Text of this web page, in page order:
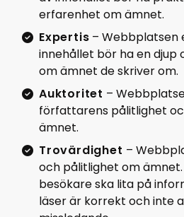
erfarenhet om ämnet.
Expertis –
innehållet bör ha en djup
om ämnet de skriver om.
Auktoritet –
författarens pålitlighet
ämnet.
Trovärdighet –
och pålitlighet om
besökare ska lita på
läser är korrekt och inte